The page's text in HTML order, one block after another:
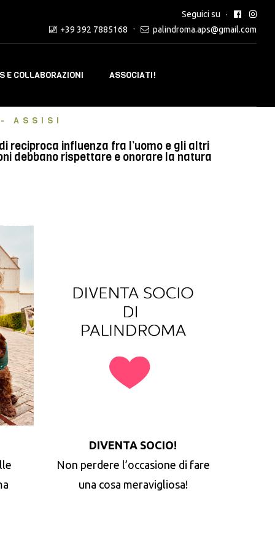
Seguici su
+39 392 7885168
palindroma.aps@gmail.com
E COLLABORAZIONI ASSOCIATI!
ASSISI
reciproca influenza fra l’uomo e gli altri
debbano rispettare e onorare la natura
DIVENTA SOCIO!
Non perdere l’occasione di fare
una cosa meravigliosa!